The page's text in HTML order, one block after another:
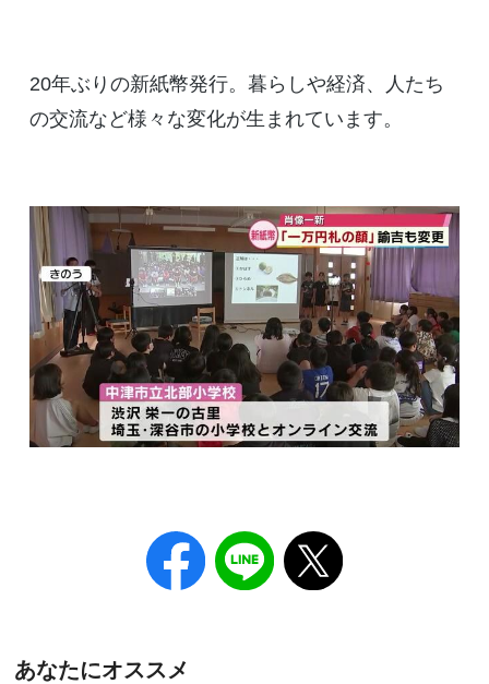
20年ぶりの新紙幣発行。暮らしや経済、人たち
の交流など様々な変化が生まれています。
あなたにオススメ